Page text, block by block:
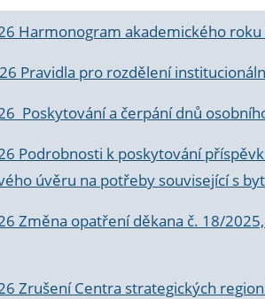
Harmonogram akademického
Pravidla pro rozdělení
Poskytování a čerpání dnů
Podrobnosti k poskytování
úvěru na potřeby související s
Změna opatření děkana č. 18/
Zrušení Centra strategických